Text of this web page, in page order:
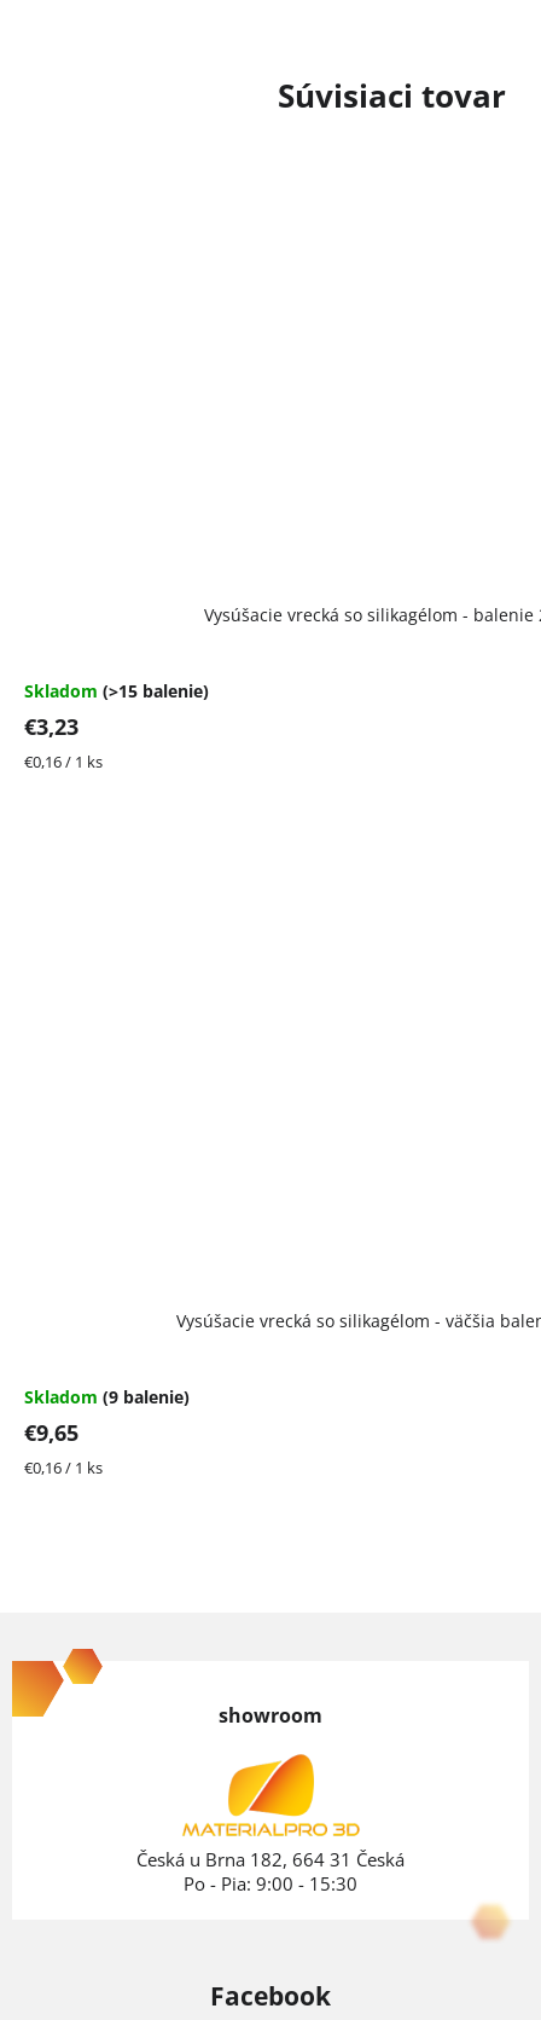
Súvisiaci tovar
Vysúšacie vrecká so silikagélom - balenie
Skladom (>15 balenie)
€3,23
Jednotková
€0,16 / 1 ks
Vysúšacie vrecká so silikagélom - väčšia
Skladom (9 balenie)
€9,65
Jednotková
€0,16 / 1 ks
á
p
showroom
Česká u Brna 182, 664 31 Česká
Po - Pia: 9:00 - 15:30
Facebook